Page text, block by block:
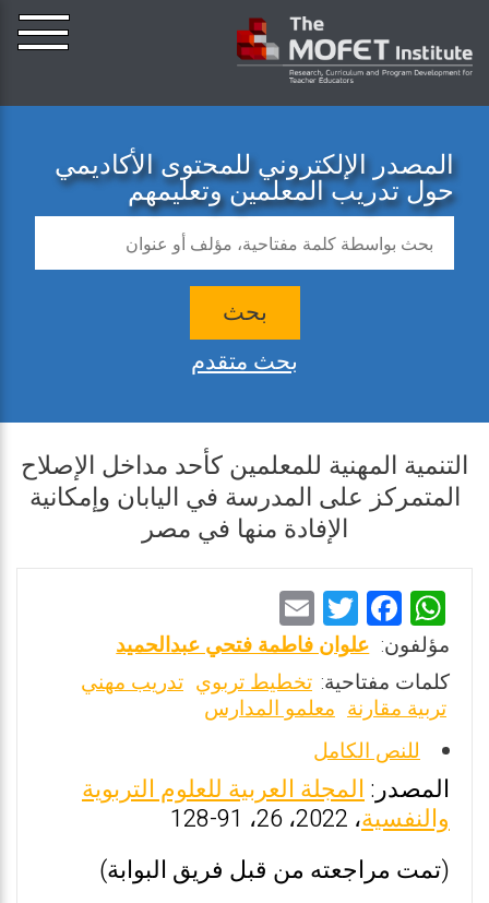
المصدر الإلكتروني للمحتوى الأكاديمي
حول تدريب المعلمين وتعليمهم
بحث
بحث متقدم
التنمية المهنية للمعلمين كأحد مداخل الإصلاح
المتمركز على المدرسة في اليابان وإمكانية
الإفادة منها في مصر
W
h
at
s
A
p
p
F
a
ce
b
o
o
k
T
wi
tt
er
m
ai
l
مؤلفون: علوان فاطمة فتحي عبدالحميد
كلمات مفتاحية: تخطيط تربوي تدريب مهني
تربية مقارنة معلمو المدارس
للنص الكامل
المصدر:المجلة العربية للعلوم التربوية
والنفسية، 2022، 26، 91-128
(تمت مراجعته من قبل فريق البوابة)